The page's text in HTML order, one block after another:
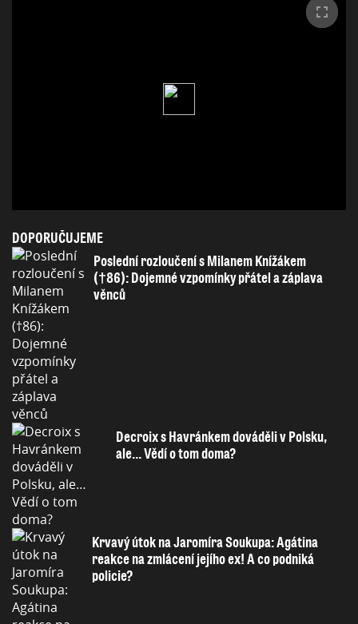
DOPORUČUJEME
Poslední rozloučení s Milanem Knížákem
(†86): Dojemné vzpomínky přátel a záplava
věnců
Decroix s Havránkem dováděli v Polsku,
ale… Vědí o tom doma?
Krvavý útok na Jaromíra Soukupa: Agátina
reakce na zmlácení jejího ex! A co podniká
policie?